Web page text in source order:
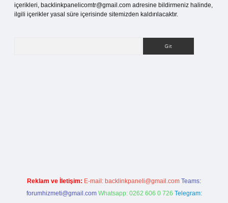
içerikleri, backlinkpanelicomtr@gmail.com adresine bildirmeniz halinde,
ilgili içerikler yasal süre içerisinde sitemizden kaldırılacaktır.
Reklam ve İletişim: E-mail: backlinkpaneli@gmail.com Teams:
forumhizmeti@gmail.com Whatsapp: 0262 606 0 726 Telegram: